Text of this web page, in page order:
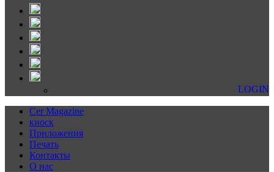
LOGIN
Cer Magazine
киоск
Приложения
Печать
Контакты
О нас